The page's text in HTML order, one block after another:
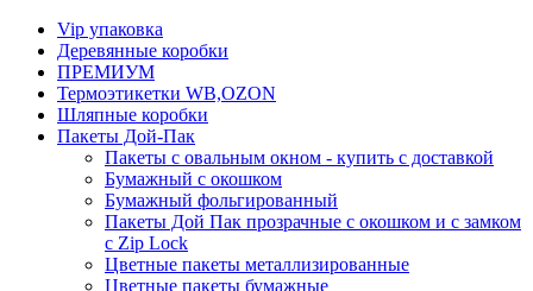
Vip упаковка
Деревянные коробки
ПРЕМИУМ
Термоэтикетки WB,OZON
Шляпные коробки
Пакеты Дой-Пак
Пакеты с овальным окном - купить с доставкой
Бумажный с окошком
Бумажный фольгированный
Пакеты Дой Пак прозрачные с окошком и с замком
с Zip Lock
Цветные пакеты металлизированные
Цветные пакеты бумажные